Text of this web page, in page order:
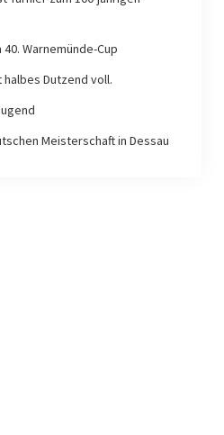
Warnemünde-Cup
Dutzend voll.
Meisterschaft in Dessau